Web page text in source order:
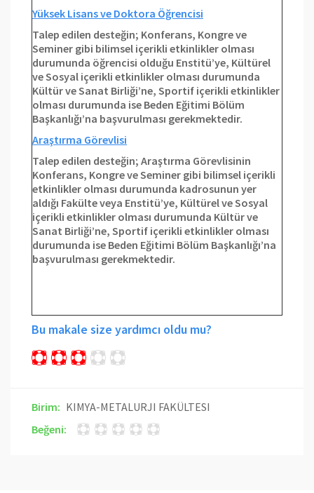
Yüksek Lisans ve Doktora Öğrencisi
Talep edilen desteğin; Konferans, Kongre ve
Seminer gibi bilimsel içerikli etkinlikler olması
durumunda öğrencisi olduğu Enstitü’ye, Kültürel
ve Sosyal içerikli etkinlikler olması durumunda
Kültür ve Sanat Birliği’ne, Sportif içerikli etkinlikler
olması durumunda ise Beden Eğitimi Bölüm
Başkanlığı’na başvurulması gerekmektedir.
Araştırma Görevlisi
Talep edilen desteğin; Araştırma Görevlisinin
Konferans, Kongre ve Seminer gibi bilimsel içerikli
etkinlikler olması durumunda kadrosunun yer
aldığı Fakülte veya Enstitü’ye, Kültürel ve Sosyal
içerikli etkinlikler olması durumunda Kültür ve
Sanat Birliği’ne, Sportif içerikli etkinlikler olması
durumunda ise Beden Eğitimi Bölüm Başkanlığı’na
başvurulması gerekmektedir.
Bu makale size yardımcı oldu mu?
Birim: KIMYA-METALURJI FAKÜLTESI
Beğeni: